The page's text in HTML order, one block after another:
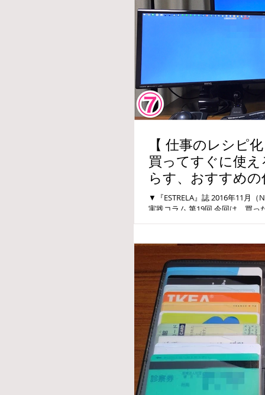
【 仕事のレシピ
買ってすぐに使
らす、おすすめ
化流活用法【 ３ 】
▼『ESTRELA』誌 2016年11月
実践コラム 第19回 今回は、買